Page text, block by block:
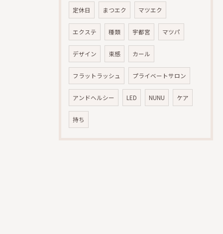
定休日 まつエク マツエク
エクステ 種類 宇都宮 マツパ
デザイン 束感 カール
フラットラッシュ プライベートサロン
アンドヘルシー LED NUNU ケア
持ち